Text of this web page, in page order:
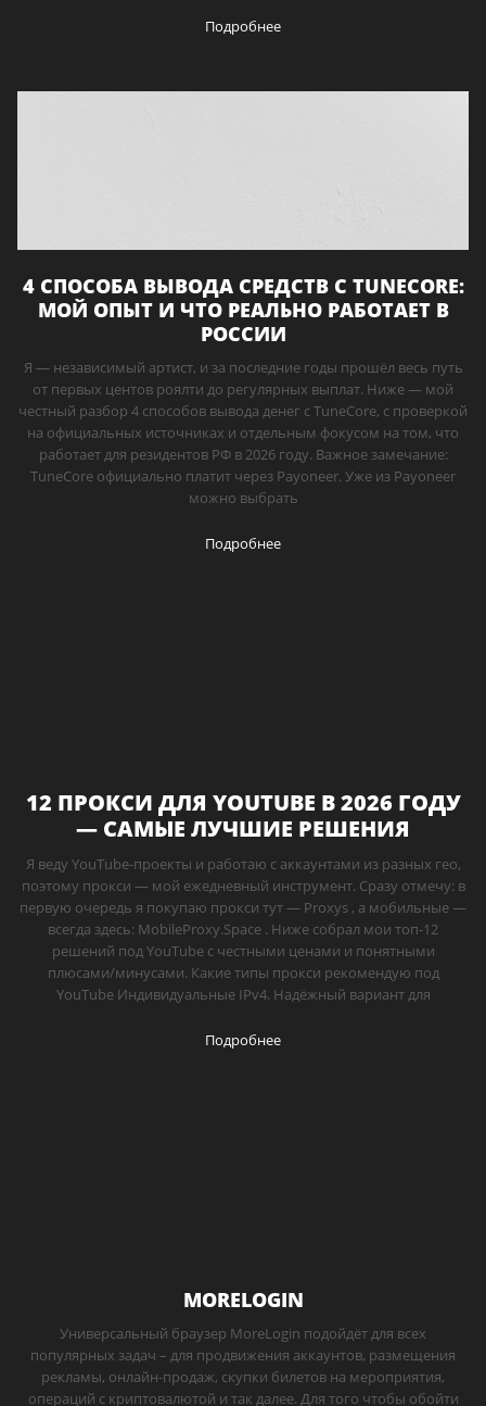
Подробнее
4 СПОСОБА ВЫВОДА СРЕДСТВ С TUNECORE:
МОЙ ОПЫТ И ЧТО РЕАЛЬНО РАБОТАЕТ В
РОССИИ
Я — независимый артист, и за последние годы прошёл весь путь
от первых центов роялти до регулярных выплат. Ниже — мой
честный разбор 4 способов вывода денег с TuneCore, с проверкой
на официальных источниках и отдельным фокусом на том, что
работает для резидентов РФ в 2026 году. Важное замечание:
TuneCore официально платит через Payoneer. Уже из Payoneer
можно выбрать
Подробнее
12 ПРОКСИ ДЛЯ YOUTUBE В 2026 ГОДУ
— САМЫЕ ЛУЧШИЕ РЕШЕНИЯ
Я веду YouTube-проекты и работаю с аккаунтами из разных гео,
поэтому прокси — мой ежедневный инструмент. Сразу отмечу: в
первую очередь я покупаю прокси тут — Proxys , а мобильные —
всегда здесь: MobileProxy.Space . Ниже собрал мои топ-12
решений под YouTube с честными ценами и понятными
плюсами/минусами. Какие типы прокси рекомендую под
YouTube Индивидуальные IPv4. Надёжный вариант для
Подробнее
MORELOGIN
Универсальный браузер MoreLogin подойдёт для всех
популярных задач – для продвижения аккаунтов, размещения
рекламы, онлайн-продаж, скупки билетов на мероприятия,
операций с криптовалютой и так далее. Для того чтобы обойти